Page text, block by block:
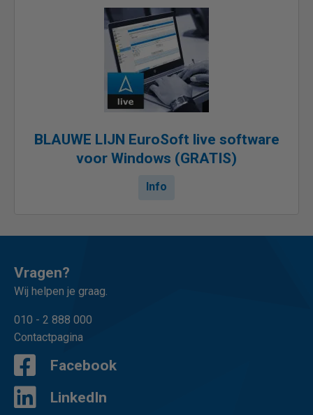
BLAUWE LIJN EuroSoft live software
voor Windows (GRATIS)
Info
Vragen?
Wij helpen je graag.
010 - 2 888 000
Contactpagina
Facebook
LinkedIn